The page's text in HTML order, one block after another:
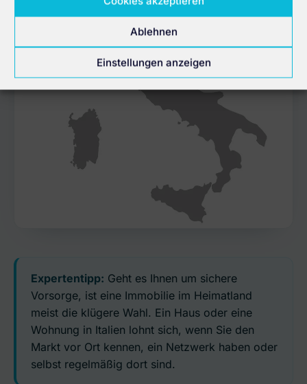
Ablehnen
Einstellungen anzeigen
Expertentipp: Geht es Ihnen um sichere
Vorsorge, ist eine Immobilie im Heimatland
meist die klügere Wahl. Ein Haus oder eine
Wohnung in Italien lohnt sich, wenn Sie den
Markt vor Ort kennen, ein Netzwerk haben oder
selbst regelmäßig dort sind.